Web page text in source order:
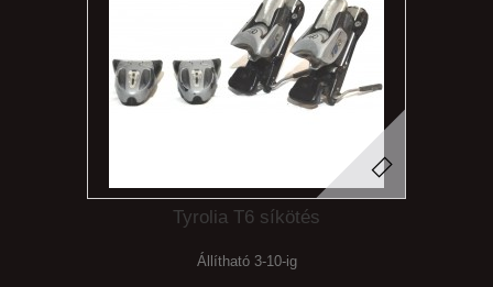
Tyrolia T6 síkötés
Állítható 3-10-ig